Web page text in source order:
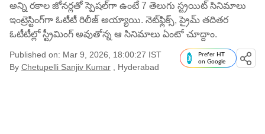
అన్ని రకాల జోనర్లతో స్పెషల్‌గా ఉంటే 7 తెలుగు స్ట్రయిట్ సినిమాలు
ఇంట్రెస్టింగ్‌గా ఓటీటీ రిలీజ్ అయ్యాయి. నెట్‌ఫ్లిక్స్, ప్రైమ్ తదితర
ఓటీటీల్లో స్ట్రీమింగ్ అవుతోన్న ఆ సినిమాలు ఏంటో చూద్దాం.
Published on: Mar 9, 2026, 18:00:27 IST
By Chetupelli Sanjiv Kumar , Hyderabad
Prefer HT
on Google